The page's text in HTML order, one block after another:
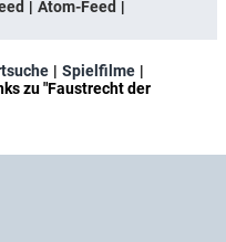
Atom-Feed
Spielfilme
zu "Faustrecht der